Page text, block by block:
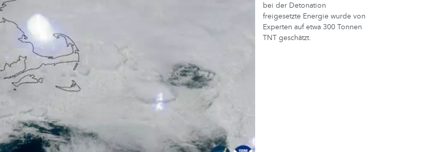
bei der Detonation
freigesetzte Energie wurde von
Experten auf etwa 300 Tonnen
TNT geschätzt.